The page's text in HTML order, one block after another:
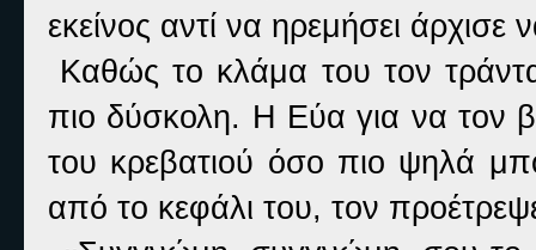
εκείνος αντί να ηρεμήσει άρχισε
Καθώς το κλάμα του τον
πιο δύσκολη. Η Εύα για να τον
του κρεβατιού όσο πιο ψηλά
από το κεφάλι του, τον